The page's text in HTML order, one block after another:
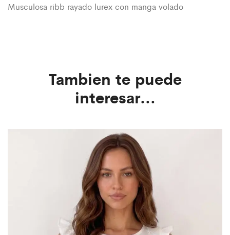
Musculosa ribb rayado lurex con manga volado
Tambien te puede
interesar...